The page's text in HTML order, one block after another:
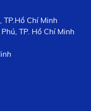
Chí Minh
TP. Hồ Chí Minh